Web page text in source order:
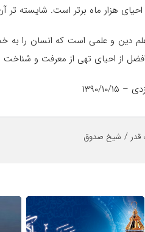
هزار ماه برتر است. شایسته
علم دین و علمی است که انسان را
از احیای تهی از معرفت و
۱۰/۱۵
/ شیخ صدوق